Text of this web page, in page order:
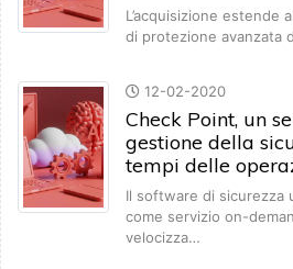
L’acquisizione estende
di protezione avanzata
12-02-2020
Check Point, un
gestione della
tempi delle
Il software di sicurezza
come servizio on-
velocizza…